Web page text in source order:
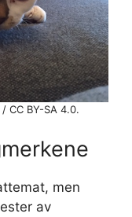
CC BY-SA 4.0.
men
av